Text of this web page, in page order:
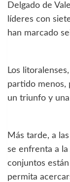
Delgado de
líderes con
han marcado
Los
partido menos,
un triunfo y
Más tarde, a
se enfrenta a la
conjuntos
permita